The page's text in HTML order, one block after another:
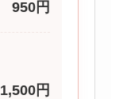
950円
1,500円